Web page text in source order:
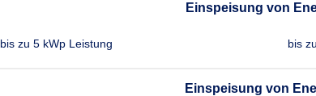
Einspeisung von
bis zu 5 kWp Leistung bis
Einspeisung von